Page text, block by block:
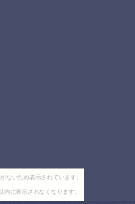
ないため表示されています。
に表示されなくなります。